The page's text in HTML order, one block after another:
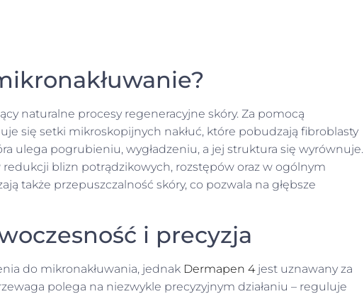
naturalne procesy regeneracyjne skóry. Za pomocą
się setki mikroskopijnych nakłuć, które pobudzają fibroblasty
ulega pogrubieniu, wygładzeniu, a jej struktura się wyrównuje.
blizn potrądzikowych, rozstępów oraz w ogólnym
także przepuszczalność skóry, co pozwala na głębsze
i precyzja
do mikronakłuwania, jednak Dermapen 4jest uznawany za
polega na niezwykle precyzyjnym działaniu – reguluje